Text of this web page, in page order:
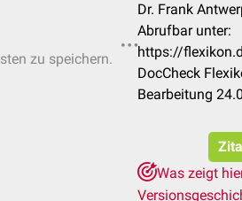
zu speichern.
Dr. Frank
Abrufbar unter:
https://
DocCheck
Bearbeitung
Was zeigt